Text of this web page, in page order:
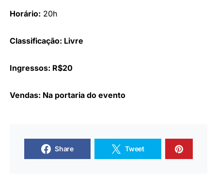
Horário: 20h
Classificação: Livre
Ingressos: R$20
Vendas: Na portaria do evento
Share Tweet